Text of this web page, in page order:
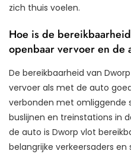
zich thuis voelen.
Hoe is de
openbaar vervoer en de
De bereikbaarheid van
vervoer als met de auto
verbonden met omliggende
buslijnen en treinstations in
de auto is Dworp vlot
belangrijke verkeersaders en